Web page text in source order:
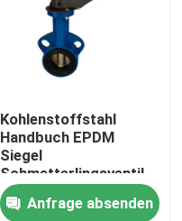
Kohlenstoffstahl
Handbuch EPDM
Siegel
Schmetterlingsventil
Edelstahlplatte
Anfrage absenden